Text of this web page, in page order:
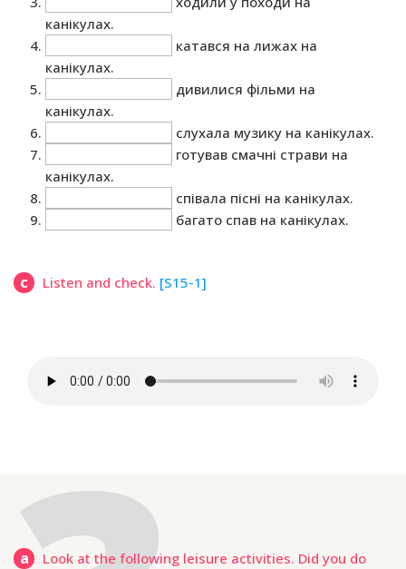
канікулах.
катався на лижах на
канікулах.
дивилися фільми на
канікулах.
слухала музику на канікулах.
готував смачні страви на
канікулах.
співала пісні на канікулах.
багато спав на канікулах.
c Listen and check. [S15-1]
a
Look at the following leisure activities. Did you do